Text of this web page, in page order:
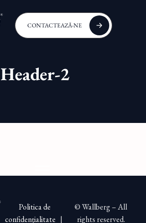
CONTACTEAZĂ-NE
Header-2
Politica de
confidențialitate |
© Wallberg – All
rights reserved.